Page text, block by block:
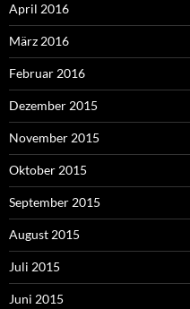
April 2016
März 2016
Februar 2016
Dezember 2015
November 2015
Oktober 2015
September 2015
August 2015
Juli 2015
Juni 2015